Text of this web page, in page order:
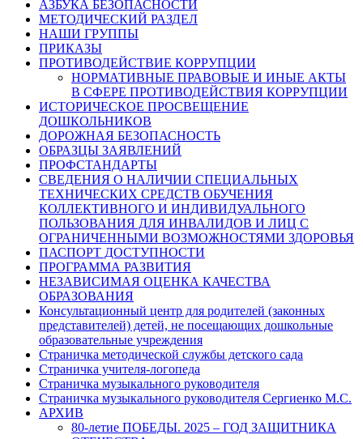
АЗБУКА БЕЗОПАСНОСТИ
МЕТОДИЧЕСКИЙ РАЗДЕЛ
НАШИ ГРУППЫ
ПРИКАЗЫ
ПРОТИВОДЕЙСТВИЕ КОРРУПЦИИ
НОРМАТИВНЫЕ ПРАВОВЫЕ И ИНЫЕ АКТЫ
В СФЕРЕ ПРОТИВОДЕЙСТВИЯ КОРРУПЦИИ
ИСТОРИЧЕСКОЕ ПРОСВЕЩЕНИЕ
ДОШКОЛЬНИКОВ
ДОРОЖНАЯ БЕЗОПАСНОСТЬ
ОБРАЗЦЫ ЗАЯВЛЕНИЙ
ПРОФСТАНДАРТЫ
СВЕДЕНИЯ О НАЛИЧИИ СПЕЦИАЛЬНЫХ
ТЕХНИЧЕСКИХ СРЕДСТВ ОБУЧЕНИЯ
КОЛЛЕКТИВНОГО И ИНДИВИДУАЛЬНОГО
ПОЛЬЗОВАНИЯ ДЛЯ ИНВАЛИДОВ И ЛИЦ С
ОГРАНИЧЕННЫМИ ВОЗМОЖНОСТЯМИ ЗДОРОВЬЯ
ПАСПОРТ ДОСТУПНОСТИ
ПРОГРАММА РАЗВИТИЯ
НЕЗАВИСИМАЯ ОЦЕНКА КАЧЕСТВА
ОБРАЗОВАНИЯ
Консультационный центр для родителей (законных
представителей) детей, не посещающих дошкольные
образовательные учреждения
Страничка методической службы детского сада
Страничка учителя-логопеда
Страничка музыкального руководителя
Страничка музыкального руководителя Сергиенко М.С.
АРХИВ
80-летие ПОБЕДЫ. 2025 – ГОД ЗАЩИТНИКА